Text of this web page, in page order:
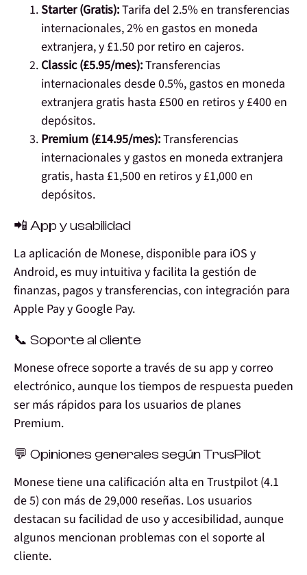
Starter (Gratis):Tarifa del 2.5% en transferencias
internacionales, 2% en gastos en moneda
extranjera, y £1.50 por retiro en cajeros.
Classic (£5.95/mes):Transferencias
internacionales desde 0.5%, gastos en moneda
extranjera gratis hasta £500 en retiros y £400 en
depósitos.
Premium (£14.95/mes):Transferencias
internacionales y gastos en moneda extranjera
gratis, hasta £1,500 en retiros y £1,000 en
depósitos.
📲 App y usabilidad
La aplicación de Monese, disponible para iOS y
Android, es muy intuitiva y facilita la gestión de
finanzas, pagos y transferencias, con integración para
Apple Pay y Google Pay.
📞 Soporte al cliente
Monese ofrece soporte a través de su app y correo
electrónico, aunque los tiempos de respuesta pueden
ser más rápidos para los usuarios de planes
Premium.
💬 Opiniones generales según TrusPilot
Monese tiene una calificación alta en Trustpilot (4.1
de 5) con más de 29,000 reseñas. Los usuarios
destacan su facilidad de uso y accesibilidad, aunque
algunos mencionan problemas con el soporte al
cliente.